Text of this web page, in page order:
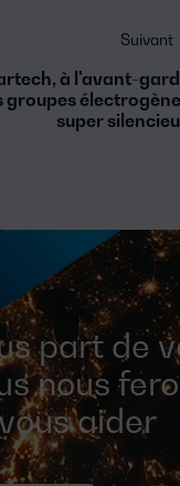
Suivant
à l'avant-
groupes
super
part de
nous
aider